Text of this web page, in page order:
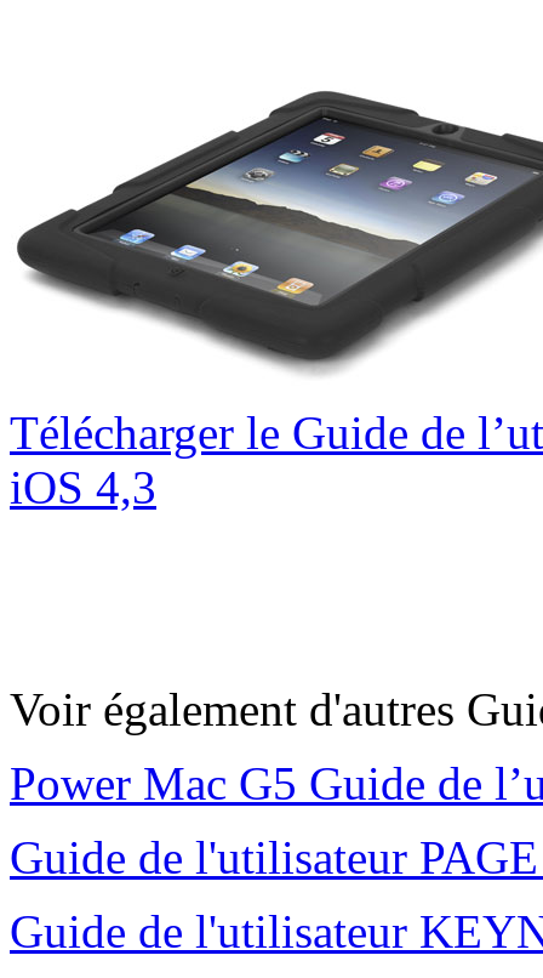
Télécharger le Guide de
iOS 4,3
Voir également d'autres
Power Mac G5 Guide de
Guide de l'utilisateur
Guide de l'utilisateur